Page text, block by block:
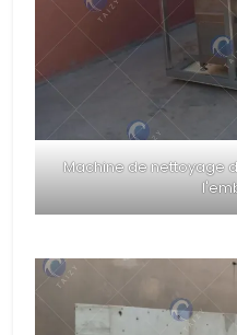
Machine de nettoyage